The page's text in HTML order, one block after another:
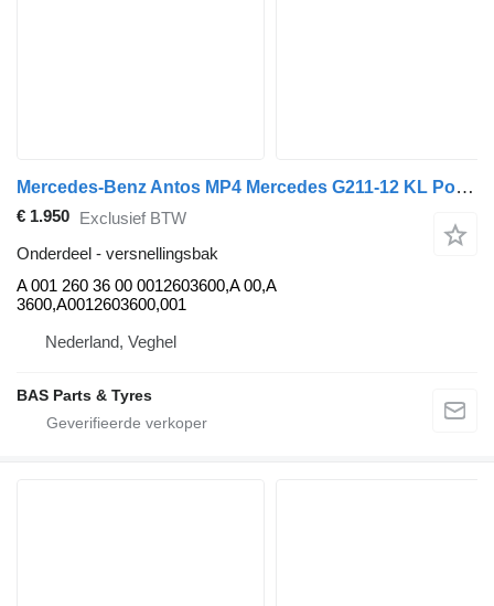
Mercedes-Benz Antos MP4 Mercedes G211-12 KL Powershift 3 G211-12 KL Powershift A 001 260 36 00 versnellingsbak voor vrachtwagen
€ 1.950 Exclusief BTW
Onderdeel - versnellingsbak
A 001 260 36 00 0012603600,A 00,A
3600,A0012603600,001
Nederland, Veghel
BAS Parts & Tyres